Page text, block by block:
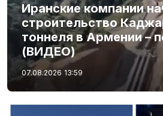
Иранские компании
строительство
тоннеля в Армении –
(ВИДЕО)
07.08.2026 13:59